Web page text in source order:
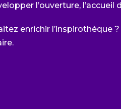
l’ouverture,
enrichir l’inspirothèque
.